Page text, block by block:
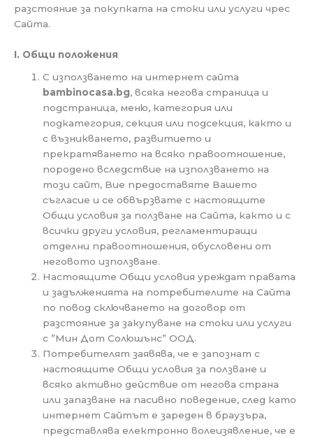
разстояние за покупката на стоки или услуги чрес
Сайта.
І. Общи положения
С използването на интернет сайта
bambinocasa.bg, всяка негова страница и
подстраница, меню, категория или
подкатегория, секция или подсекция, както и
с възникването, развитието и
прекратяването на всяко правоотношение,
породено вследствие на използването на
този сайт, Вие предоставяте Вашето
съгласие и се обвързвате с настоящите
Общи условия за ползване на Сайта, както и с
всички други условия, регламентиращи
отделни правоотношения, обусловени от
неговото използване.
Настоящите Общи условия уреждат правата
и задълженията на потребителите на Сайта
по повод сключването на договор от
разстояние за закупуване на стоки или услуги
с ”Мин Дот Солюшънс” ООД.
Потребителят заявява, че е запознат с
настоящите Общи условия за ползване и
всяко активно действие от негова страна
или запазване на пасивно поведение, след като
интернет Сайтът е зареден в браузъра,
представлява електронно волеизявление, че е